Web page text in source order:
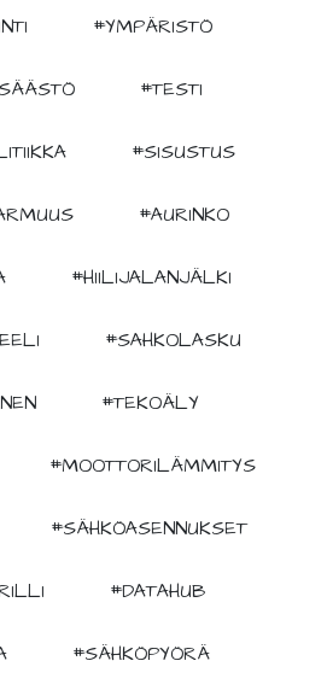
#YMPÄRISTÖ
#TESTI
#SISUSTUS
#AURINKO
#HIILIJALANJÄLKI
#SAHKOLASKU
#TEKOÄLY
#MOOTTORILÄMMITYS
#SÄHKÖASENNUKSET
#DATAHUB
#SÄHKÖPYÖRÄ